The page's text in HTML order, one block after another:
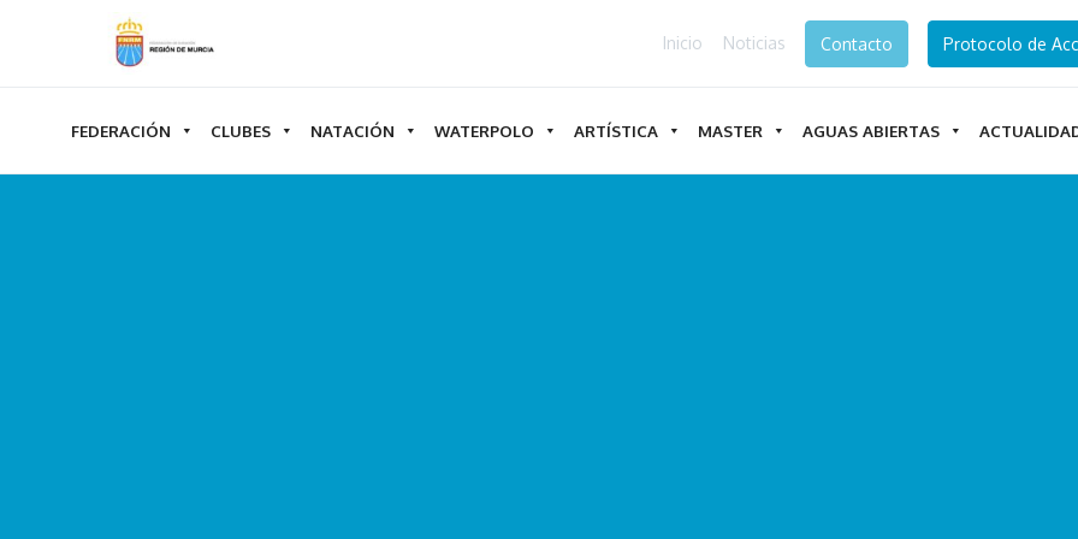
Inicio Noticias Contacto Protocolo de
FEDERACIÓN CLUBES NATACIÓN WATERPOLO ARTÍSTICA MASTER AGUAS ABIERTAS